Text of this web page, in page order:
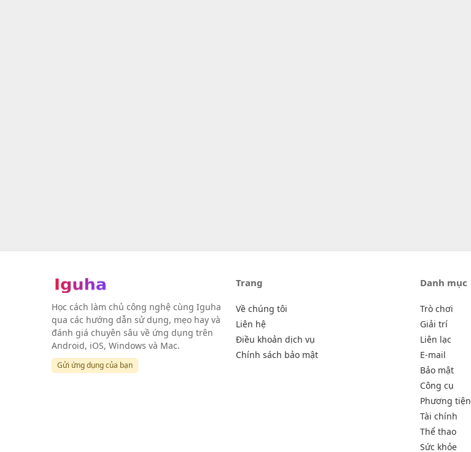
Học cách làm chủ công nghệ cùng Iguha
qua các hướng dẫn sử dụng, mẹo hay và
đánh giá chuyên sâu về ứng dụng trên
Android, iOS, Windows và Mac.
Gửi ứng dụng của bạn
Trang
Về chúng tôi
Liên hệ
Điều khoản dịch vụ
Chính sách bảo mật
Danh mục
Trò chơi
Giải trí
Liên lạc
E-mail
Bảo mật
Công cụ
Phương tiện
Tài chính
Thể thao
Sức khỏe